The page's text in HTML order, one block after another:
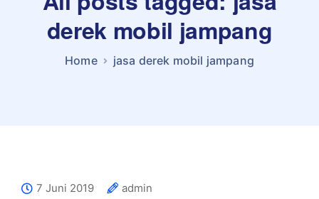
derek mobil jampang
Home jasa derek mobil jampang
7 Juni 2019
admin